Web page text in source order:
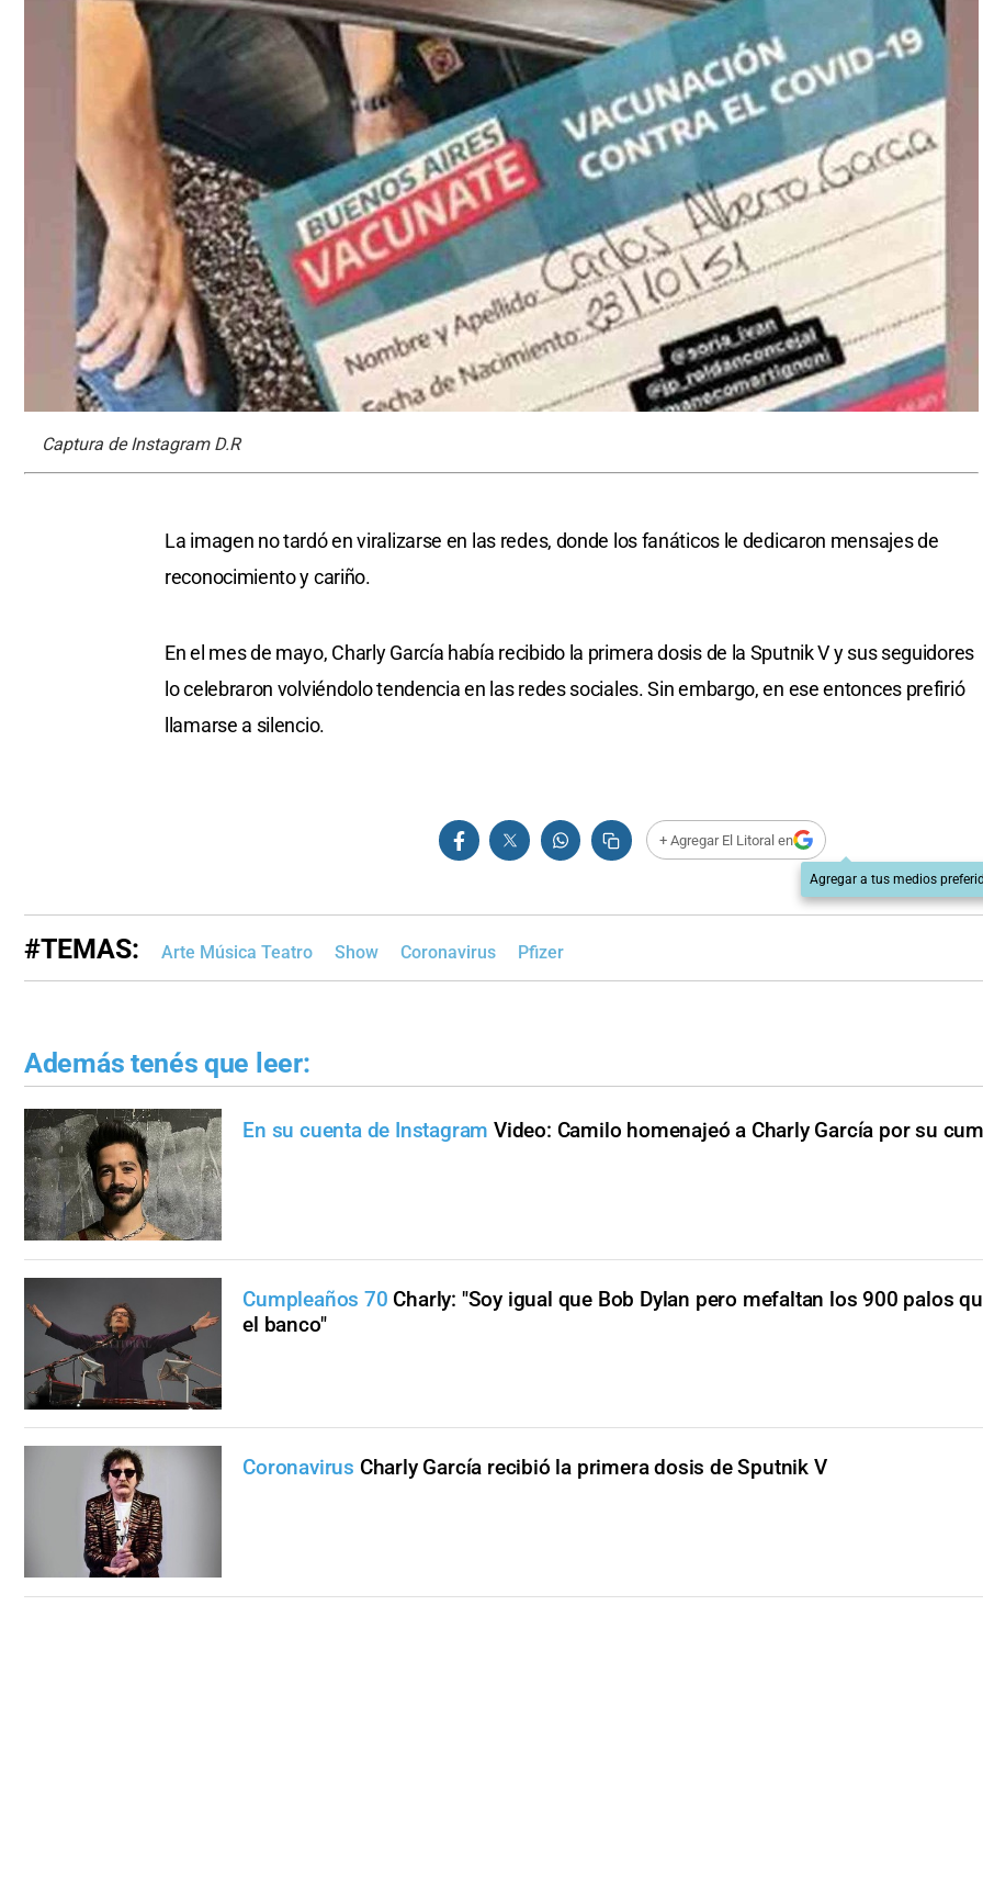
Captura de Instagram D.R
La imagen no tardó en viralizarse en las redes, donde los fanáticos le dedicaron mensajes de
reconocimiento y cariño.
En el mes de mayo, Charly García había recibido la primera dosis de la Sputnik V y sus seguidores
lo celebraron volviéndolo tendencia en las redes sociales. Sin embargo, en ese entonces prefirió
llamarse a silencio.
+ Agregar El Litoral en
Agregar a tus medios
#TEMAS: Arte Música Teatro Show Coronavirus Pfizer
Además tenés que leer:
En su cuenta de Instagram Video: Camilo homenajeó a Charly García por su
Cumpleaños 70 Charly: "Soy igual que Bob Dylan pero mefaltan los 900 palos
el banco"
Coronavirus Charly García recibió la primera dosis de Sputnik V